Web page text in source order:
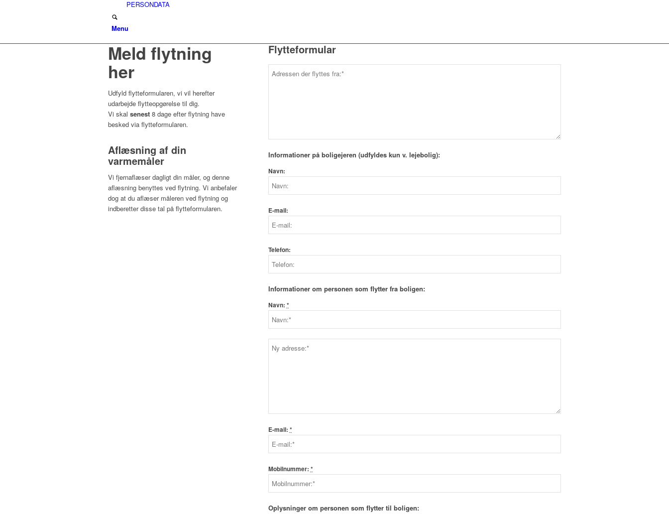
PERSONDATA
Menu
Meld flytning
her
Udfyld flytteformularen, vi vil herefter
udarbejde flytteopgørelse til dig.
Vi skal senest 8 dage efter flytning have
besked via flytteformularen.
Aflæsning af din
varmemåler
Vi fjernaflæser dagligt din måler, og denne
aflæsning benyttes ved flytning. Vi anbefaler
dog at du aflæser måleren ved flytning og
indberetter disse tal på flytteformularen.
Flytteformular
Informationer på boligejeren (udfyldes kun v. lejebolig):
Navn:
E-mail:
Telefon:
Informationer om personen som flytter fra boligen:
Navn: *
E-mail: *
Mobilnummer: *
Oplysninger om personen som flytter til boligen: